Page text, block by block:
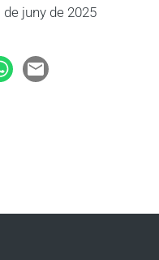
de juny de 2025